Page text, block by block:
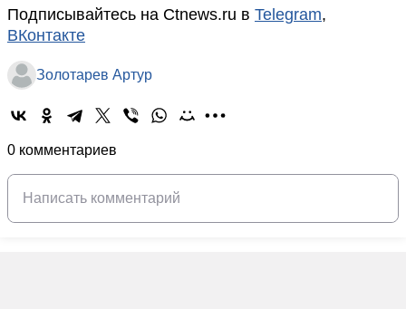
Подписывайтесь на Ctnews.ru в Telegram,
ВКонтакте
Золотарев Артур
0 комментариев